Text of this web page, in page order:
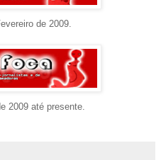
de 2009.
2009 até presente.